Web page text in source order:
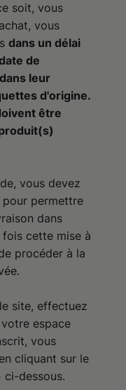
soit, vous
vous
dans un délai
de
leur
d'origine.
être
vous devez
permettre
dans
cette mise à
procéder à la
site, effectuez
espace
vous
cliquant sur le
ci-dessous.